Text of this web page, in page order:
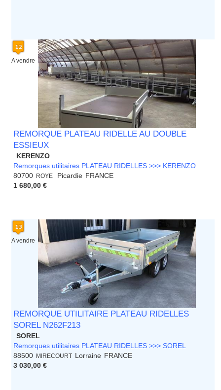
A vendre
REMORQUE PLATEAU RIDELLE AU DOUBLE
ESSIEUX
KERENZO
Remorques utilitaires PLATEAU RIDELLES >>> KERENZO
80700
ROYE Picardie FRANCE
1 680,00 €
A vendre
REMORQUE UTILITAIRE PLATEAU RIDELLES
SOREL N262F213
SOREL
Remorques utilitaires PLATEAU RIDELLES >>> SOREL
88500
MIRECOURT Lorraine FRANCE
3 030,00 €